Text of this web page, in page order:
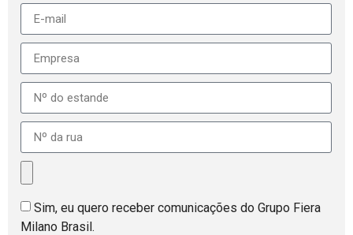
Sim, eu quero receber comunicações do Grupo Fiera
Milano Brasil.